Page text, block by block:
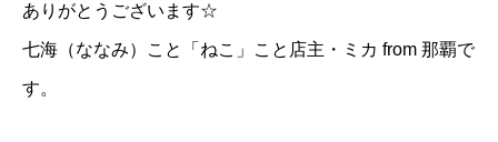
ありがとうございます☆
七海（ななみ）こと「 ねこ 」こと店主・ミカ from 那覇で
す。